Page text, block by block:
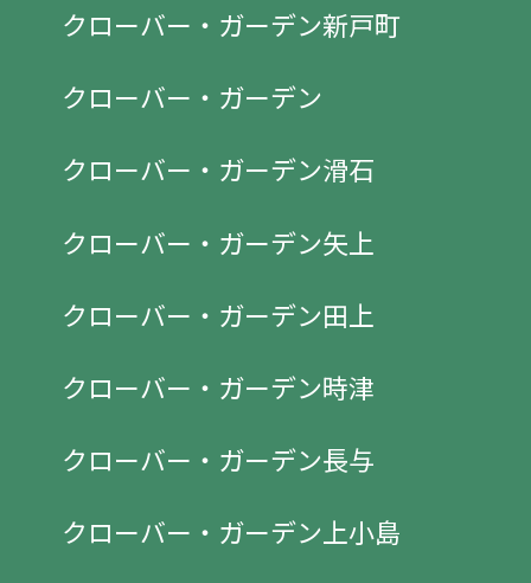
クローバー・ガーデン新戸町
クローバー・ガーデン
クローバー・ガーデン滑石
クローバー・ガーデン矢上
クローバー・ガーデン田上
クローバー・ガーデン時津
クローバー・ガーデン長与
クローバー・ガーデン上小島